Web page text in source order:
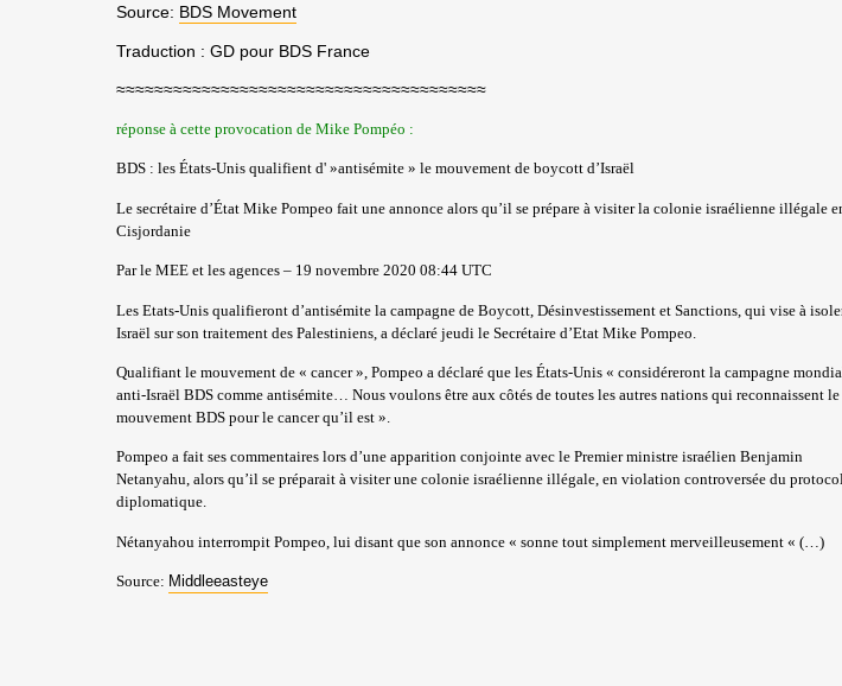
Source: BDS Movement
Traduction : GD pour BDS France
≈≈≈≈≈≈≈≈≈≈≈≈≈≈≈≈≈≈≈≈≈≈≈≈≈≈≈≈≈≈≈≈≈≈≈≈≈≈≈
réponse à cette provocation de Mike Pompéo :
BDS : les États-Unis qualifient d' »antisémite » le mouvement de boycott d’Israël
Le secrétaire d’État Mike Pompeo fait une annonce alors qu’il se prépare à visiter la colonie israélienne illégale
Cisjordanie
Par le MEE et les agences – 19 novembre 2020 08:44 UTC
Les Etats-Unis qualifieront d’antisémite la campagne de Boycott, Désinvestissement et Sanctions, qui vise à
Israël sur son traitement des Palestiniens, a déclaré jeudi le Secrétaire d’Etat Mike Pompeo.
Qualifiant le mouvement de « cancer », Pompeo a déclaré que les États-Unis « considéreront la campagne
anti-Israël BDS comme antisémite… Nous voulons être aux côtés de toutes les autres nations qui reconnaissent le
mouvement BDS pour le cancer qu’il est ».
Pompeo a fait ses commentaires lors d’une apparition conjointe avec le Premier ministre israélien Benjamin
Netanyahu, alors qu’il se préparait à visiter une colonie israélienne illégale, en violation controversée du
diplomatique.
Nétanyahou interrompit Pompeo, lui disant que son annonce « sonne tout simplement merveilleusement « (…)
Source: Middleeasteye